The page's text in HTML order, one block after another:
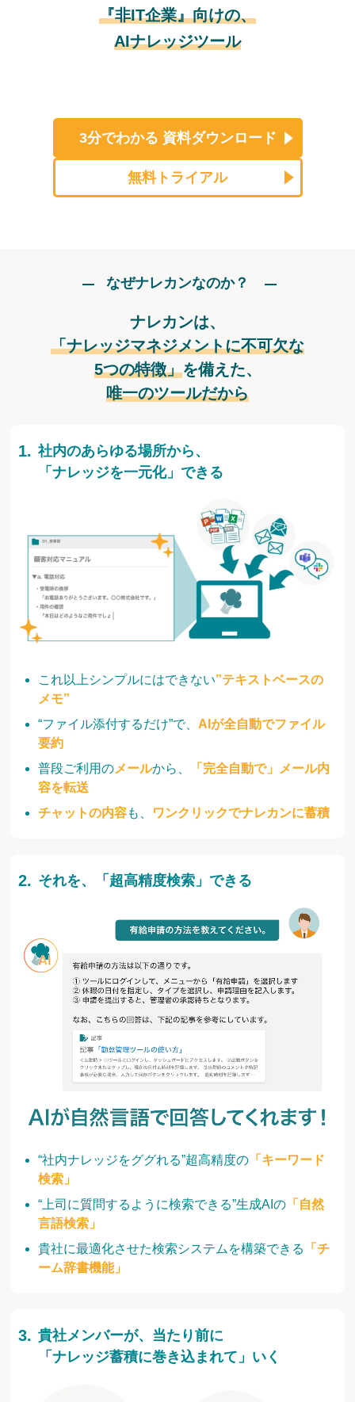
『非IT企業』向けの、
AIナレッジツール
3分でわかる 資料ダウンロード
無料トライアル
なぜナレカンなのか？
ナレカンは、
「ナレッジマネジメントに不可欠な
5つの特徴」を備えた、
唯一のツールだから
これ以上シンプルにはできない”テキストベースの
メモ”
“ファイル添付するだけ”で、 AIが全自動でファイル
要約
普段ご利用のメールから、
「完全自動で」メール内
容を転送
チャットの内容も、 ワンクリックでナレカンに蓄積
社内のあらゆる場所から、
「ナレッジを一元化」できる
“社内ナレッジをググれる”超高精度の 「キーワード
検索」
“上司に質問するように検索できる”生成AIの 「自然
言語検索」
貴社に最適化させた検索システムを構築できる
「チ
ーム辞書機能」
それを、「超高精度検索」できる
貴社メンバーが、当たり前に
「ナレッジ蓄積に巻き込まれて」いく